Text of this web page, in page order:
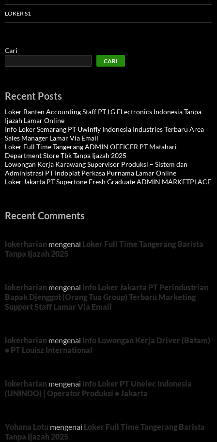
LOKER S1
Cari
CARI
Recent Posts
Loker Banten Accounting Staff PT LG ELectronics Indonesia Tanpa
Ijazah Lamar Online
Info Loker Semarang PT Uwinfly Indonesia Industries Terbaru Area
Sales Manager Lamar Via Email
Loker Full Time Tangerang ADMIN OFFICER PT Matahari
Department Store Tbk Tanpa Ijazah 2025
Lowongan Kerja Karawang Supervisor Produksi – Sistem dan
Administrasi PT Indoplat Perkasa Purnama Lamar Online
Loker Jakarta PT Supertone Fresh Graduate ADMIN MARKETPLACE
Recent Comments
lokerharian mengenai Loker Full Time Tangerang Barista
Tanpa Ijazah 2025
lokerharian mengenai Info Loker Jakarta PT Perindustrian
Bapak Djenggot (Orang Tua Group) Terbaru Marketing
Support Staff Lamar Via Email
lokerharian mengenai Info Lowongan Kerja Driver (Batam)
• PT Louisz International
lokerharian mengenai Info Loker PT Unelec Indonesia
(UNINDO) | Operator Produksi • Jakarta
Yohana Lotu mengenai Loker Full Time Tangerang Barista
Tanpa Ijazah 2025